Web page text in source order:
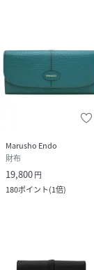
Marusho Endo
財布
19,800円
180ポイント(1倍)